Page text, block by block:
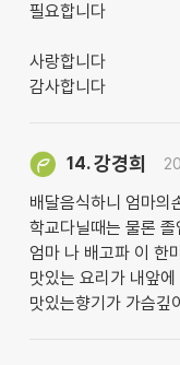
필요합니다
사랑합니다
감사합니다
14.강경희
배달음식하니 엄마의
학교다닐때는 물론
엄마 나 배고파 이 한
맛있는 요리가 내앞
맛있는향기가 가슴깊